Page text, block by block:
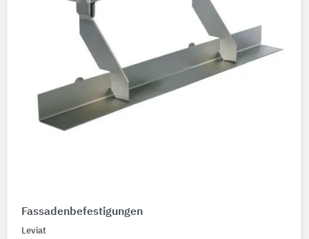
Fassadenbefestigungen
Leviat